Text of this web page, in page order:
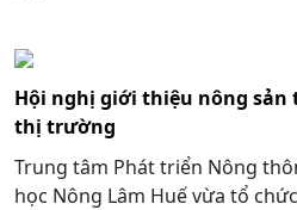
Hội nghị giới thiệu nông sản
thị trường
Trung tâm Phát triển Nông
học Nông Lâm Huế vừa tổ